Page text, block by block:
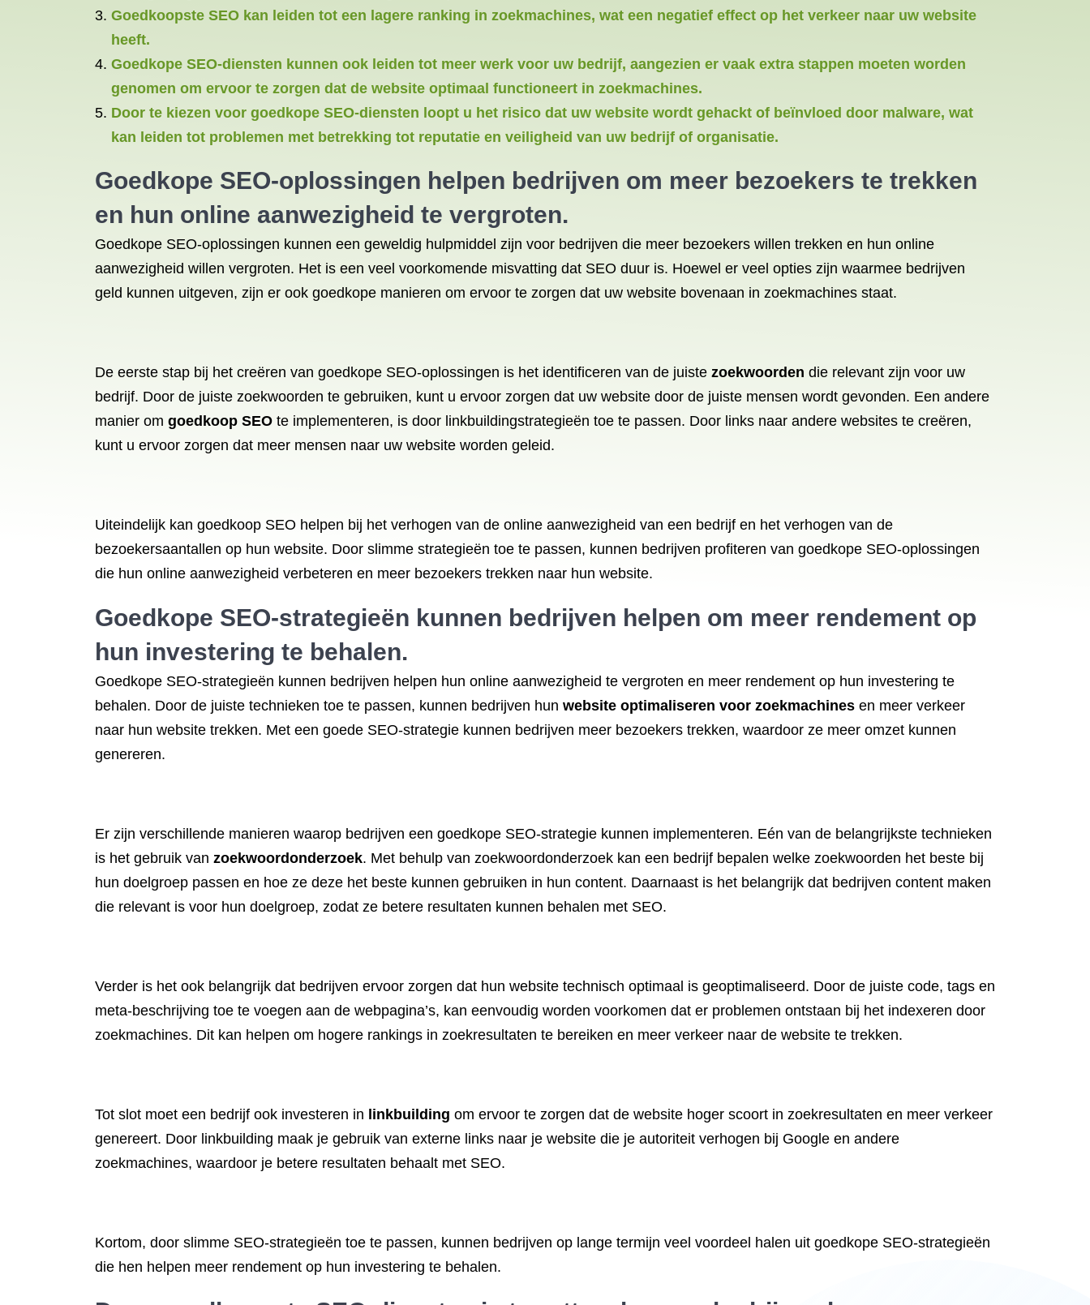
Goedkoopste SEO kan leiden tot een lagere ranking in zoekmachines, wat een negatief effect op het verkeer naar uw website
heeft.
Goedkope SEO-diensten kunnen ook leiden tot meer werk voor uw bedrijf, aangezien er vaak extra stappen moeten worden
genomen om ervoor te zorgen dat de website optimaal functioneert in zoekmachines.
Door te kiezen voor goedkope SEO-diensten loopt u het risico dat uw website wordt gehackt of beïnvloed door malware, wat
kan leiden tot problemen met betrekking tot reputatie en veiligheid van uw bedrijf of organisatie.
Goedkope SEO-oplossingen helpen bedrijven om meer bezoekers te trekken
en hun online aanwezigheid te vergroten.
Goedkope SEO-oplossingen kunnen een geweldig hulpmiddel zijn voor bedrijven die meer bezoekers willen trekken en hun online
aanwezigheid willen vergroten. Het is een veel voorkomende misvatting dat SEO duur is. Hoewel er veel opties zijn waarmee bedrijven
geld kunnen uitgeven, zijn er ook goedkope manieren om ervoor te zorgen dat uw website bovenaan in zoekmachines staat.
De eerste stap bij het creëren van goedkope SEO-oplossingen is het identificeren van de juiste zoekwoorden die relevant zijn voor uw
bedrijf. Door de juiste zoekwoorden te gebruiken, kunt u ervoor zorgen dat uw website door de juiste mensen wordt gevonden. Een andere
manier om goedkoop SEO te implementeren, is door linkbuildingstrategieën toe te passen. Door links naar andere websites te creëren,
kunt u ervoor zorgen dat meer mensen naar uw website worden geleid.
Uiteindelijk kan goedkoop SEO helpen bij het verhogen van de online aanwezigheid van een bedrijf en het verhogen van de
bezoekersaantallen op hun website. Door slimme strategieën toe te passen, kunnen bedrijven profiteren van goedkope SEO-oplossingen
die hun online aanwezigheid verbeteren en meer bezoekers trekken naar hun website.
Goedkope SEO-strategieën kunnen bedrijven helpen om meer rendement op
hun investering te behalen.
Goedkope SEO-strategieën kunnen bedrijven helpen hun online aanwezigheid te vergroten en meer rendement op hun investering te
behalen. Door de juiste technieken toe te passen, kunnen bedrijven hun website optimaliseren voor zoekmachines en meer verkeer
naar hun website trekken. Met een goede SEO-strategie kunnen bedrijven meer bezoekers trekken, waardoor ze meer omzet kunnen
genereren.
Er zijn verschillende manieren waarop bedrijven een goedkope SEO-strategie kunnen implementeren. Eén van de belangrijkste technieken
is het gebruik van zoekwoordonderzoek. Met behulp van zoekwoordonderzoek kan een bedrijf bepalen welke zoekwoorden het beste bij
hun doelgroep passen en hoe ze deze het beste kunnen gebruiken in hun content. Daarnaast is het belangrijk dat bedrijven content maken
die relevant is voor hun doelgroep, zodat ze betere resultaten kunnen behalen met SEO.
Verder is het ook belangrijk dat bedrijven ervoor zorgen dat hun website technisch optimaal is geoptimaliseerd. Door de juiste code, tags en
meta-beschrijving toe te voegen aan de webpagina’s, kan eenvoudig worden voorkomen dat er problemen ontstaan bij het indexeren door
zoekmachines. Dit kan helpen om hogere rankings in zoekresultaten te bereiken en meer verkeer naar de website te trekken.
Tot slot moet een bedrijf ook investeren in linkbuilding om ervoor te zorgen dat de website hoger scoort in zoekresultaten en meer verkeer
genereert. Door linkbuilding maak je gebruik van externe links naar je website die je autoriteit verhogen bij Google en andere
zoekmachines, waardoor je betere resultaten behaalt met SEO.
Kortom, door slimme SEO-strategieën toe te passen, kunnen bedrijven op lange termijn veel voordeel halen uit goedkope SEO-strategieën
die hen helpen meer rendement op hun investering te behalen.